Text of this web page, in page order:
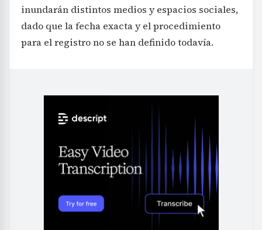
inundarán distintos medios y espacios sociales,
dado que la fecha exacta y el procedimiento
para el registro no se han definido todavía.